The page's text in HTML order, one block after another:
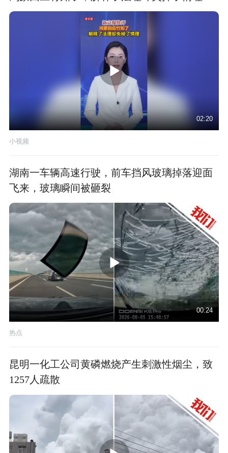
02:20
小视频
湖南一车辆高速行驶，前车挡风玻璃掉落迎面
飞来，玻璃瞬间被砸裂
00:24
热点
昆明一化工公司黄磷燃烧产生刺激性烟尘，致
1257人疏散